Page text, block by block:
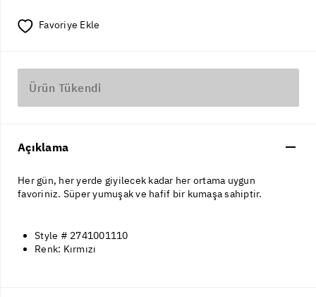
Favoriye Ekle
Ürün Tükendi
Açıklama
Her gün, her yerde giyilecek kadar her ortama uygun
favoriniz. Süper yumuşak ve hafif bir kumaşa sahiptir.
Style # 2741001110
Renk: Kırmızı